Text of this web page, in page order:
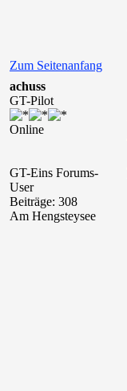
Zum Seitenanfang
achuss
GT-Pilot
Online
GT-Eins Forums-
User
Beiträge: 308
Am Hengsteysee